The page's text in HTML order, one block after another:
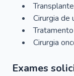
Cirurgia de
Cirurgia
Exames